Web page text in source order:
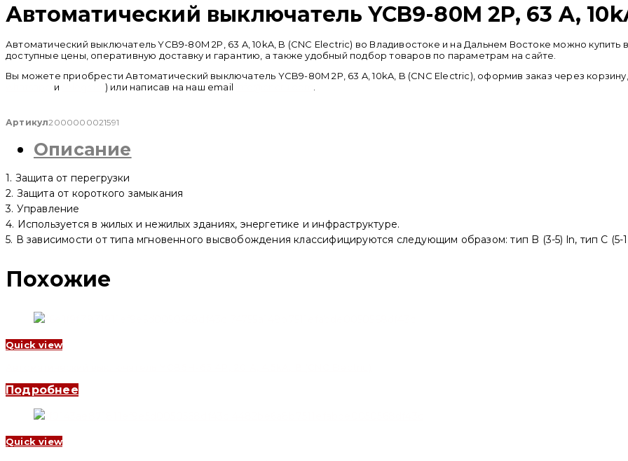
Автоматический выключатель YCB9-80M 2P, 63 A,
Автоматический выключатель YCB9-80M 2P, 63 A, 10kA, B (CNC Electric) во Владивостоке и на Дальнем Востоке можно
доступные цены, оперативную доставку и гарантию, а также удобный подбор товаров по параметрам на сайте.
Вы можете приобрести Автоматический выключатель YCB9-80M 2P, 63 A, 10kA, B (CNC Electric), оформив заказ через
и ) или написав на наш email
Артикул2000000021591
Описание
1. Защита от перегрузки
2. Защита от короткого замыкания
3. Управление
4. Используется в жилых и нежилых зданиях, энергетике и инфраструктуре.
5. В зависимости от типа мгновенного высвобождения классифицируются следующим образом: тип B (3-5) ln, тип C (5-
Похожие
Quick view
Подробнее
Quick view